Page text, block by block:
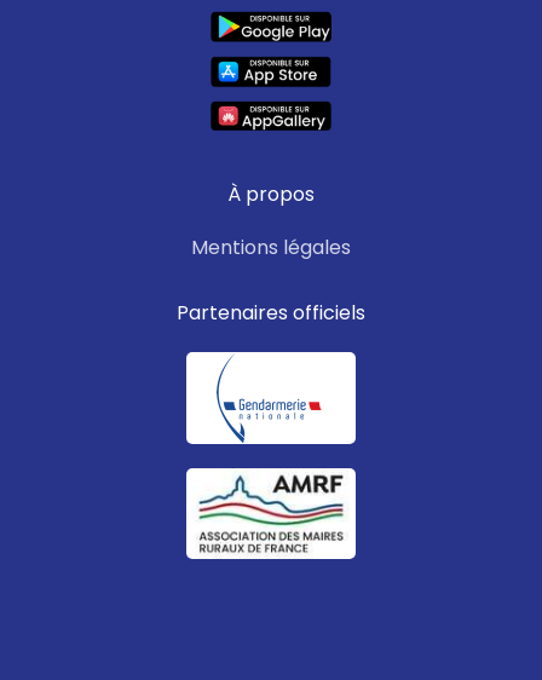
À propos
Mentions légales
Partenaires officiels